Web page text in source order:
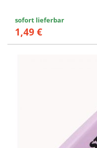
sofort lieferbar
1,49 €